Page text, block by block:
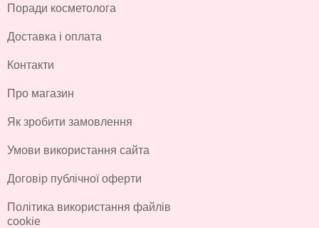
Поради косметолога
Доставка і оплата
Контакти
Про магазин
Як зробити замовлення
Умови використання сайта
Договір публічної оферти
Політика використання файлів
cookie